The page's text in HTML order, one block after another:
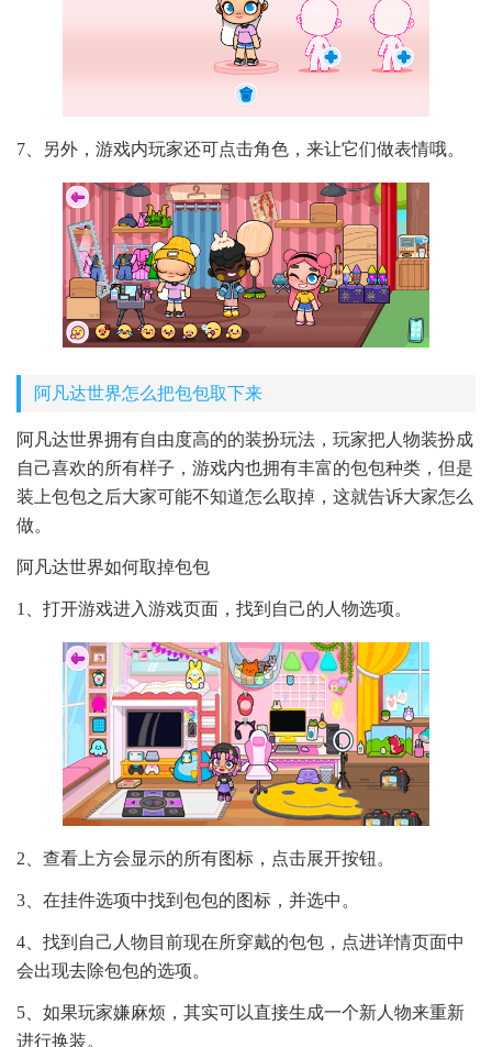
7、另外，游戏内玩家还可点击角色，来让它们做表情哦。
阿凡达世界怎么把包包取下来
阿凡达世界拥有自由度高的的装扮玩法，玩家把人物装扮成
自己喜欢的所有样子，游戏内也拥有丰富的包包种类，但是
装上包包之后大家可能不知道怎么取掉，这就告诉大家怎么
做。
阿凡达世界如何取掉包包
1、打开游戏进入游戏页面，找到自己的人物选项。
2、查看上方会显示的所有图标，点击展开按钮。
3、在挂件选项中找到包包的图标，并选中。
4、找到自己人物目前现在所穿戴的包包，点进详情页面中
会出现去除包包的选项。
5、如果玩家嫌麻烦，其实可以直接生成一个新人物来重新
进行换装。